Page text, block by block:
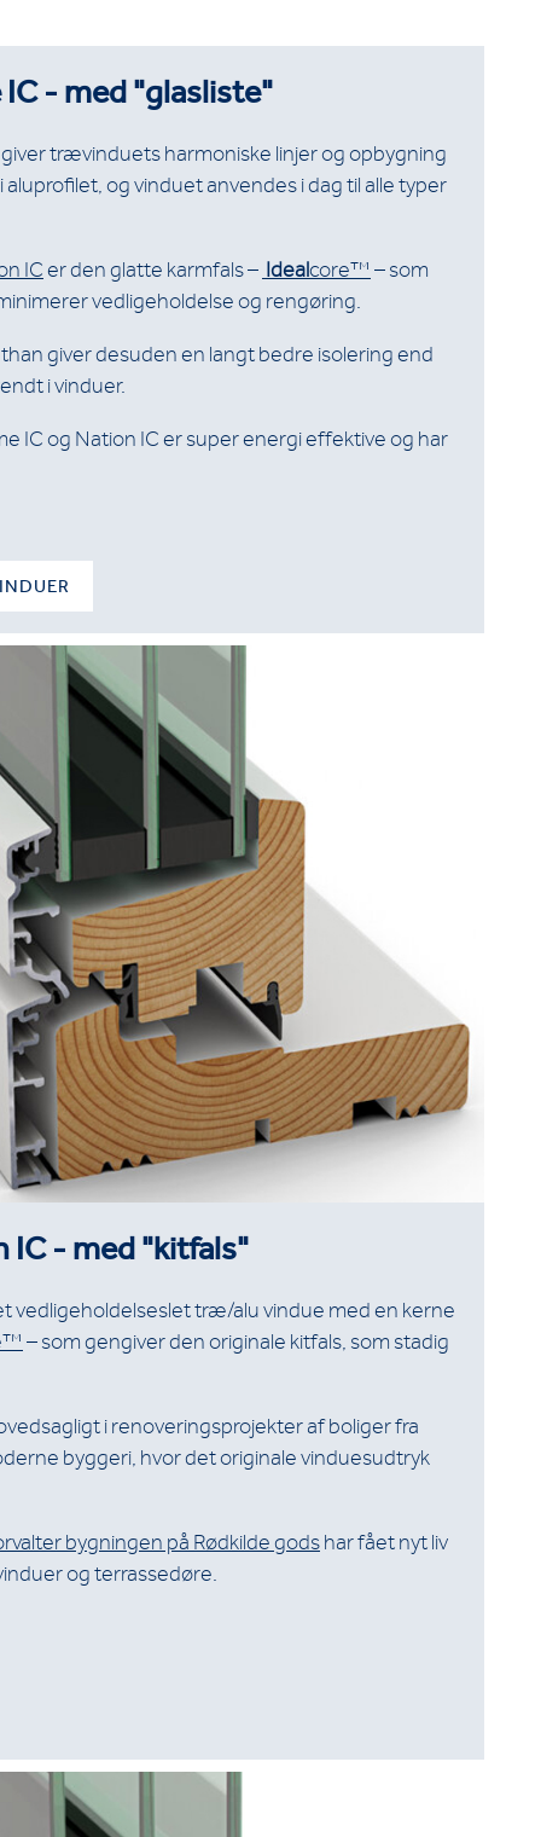
- med "glasliste"
trævinduets harmoniske linjer og opbygning
og vinduet anvendes i dag til alle typer
IC er den glatte karmfals – Idealcore™ – som
vedligeholdelse og rengøring.
giver desuden en langt bedre isolering end
i vinduer.
IC og Nation IC er super energi effektive og har
IC - med "kitfals"
vedligeholdelseslet træ/alu vindue med en kerne
– som gengiver den originale kitfals, som stadig
i renoveringsprojekter af boliger fra
byggeri, hvor det originale vinduesudtryk
bygningen på Rødkilde gods har fået nyt liv
og terrassedøre.